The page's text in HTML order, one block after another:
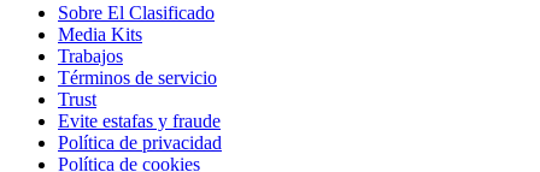
Sobre El Clasificado
Media Kits
Trabajos
Términos de servicio
Trust
Evite estafas y fraude
Política de privacidad
Política de cookies